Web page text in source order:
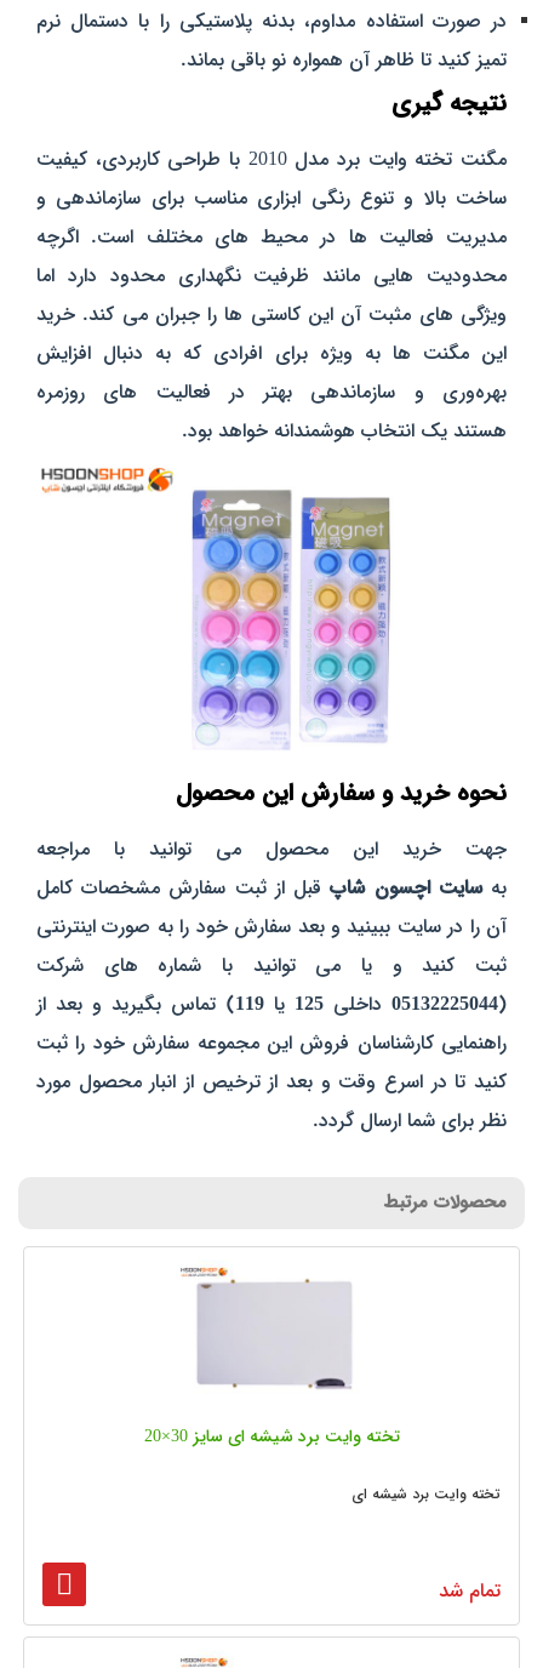
در صورت استفاده مداوم، بدنه پلاستیکی را با دستمال نرم
تمیز کنید تا ظاهر آن همواره نو باقی بماند.
نتیجه‌ گیری
مگنت تخته وایت برد مدل 2010 با طراحی کاربردی، کیفیت
ساخت بالا و تنوع رنگی ابزاری مناسب برای سازماندهی و
مدیریت فعالیت‌ ها در محیط‌ های مختلف است. اگرچه
محدودیت‌ هایی مانند ظرفیت نگهداری محدود دارد اما
ویژگی‌ های مثبت آن این کاستی‌ ها را جبران می‌ کند. خرید
این مگنت‌ ها به‌ ویژه برای افرادی که به دنبال افزایش
بهره‌وری و سازماندهی بهتر در فعالیت‌ های روزمره
هستند یک انتخاب هوشمندانه خواهد بود.
نحوه خرید و سفارش این محصول
جهت خرید این محصول می توانید با مراجعه
بهسایتاچسونشاپ قبل از ثبت سفارش مشخصات کامل
آن را در سایت ببینید و بعد سفارش خود را به صورت اینترنتی
ثبت کنید و یا می توانید با شماره های شرکت
(
05132225044 داخلی125 یا119) تماس بگیرید و بعد از
راهنمایی کارشناسان فروش این مجموعه سفارش خود را ثبت
کنید تا در اسرع وقت و بعد از ترخیص از انبار محصول مورد
نظر برای شما ارسال گردد.
محصولات مرتبط
تخته وایت برد شیشه‌ ای سایز 30×20
تخته وایت برد شیشه ای
تمام شد